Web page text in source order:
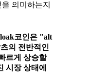
의미하는지
코인은 "alt
의 전반적인
르게 상승할
시장 상태에